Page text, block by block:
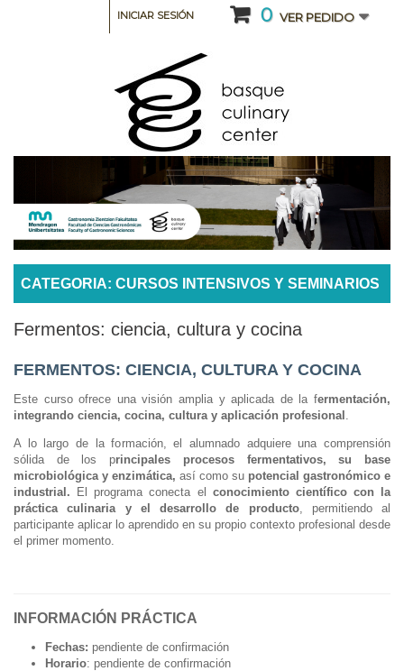
0 VER PEDIDO
INICIAR SESIÓN
CATEGORIA: CURSOS INTENSIVOS Y SEMINARIOS
Fermentos: ciencia, cultura y cocina
FERMENTOS: CIENCIA, CULTURA Y COCINA
Este curso ofrece una visión amplia y aplicada de la fermentación,
integrando ciencia, cocina, cultura y aplicación profesional
A lo largo de la formación, el alumnado adquiere una comprensión
sólida de los principales procesos fermentativos, su base
microbiológica y enzimática, así como su potencial gastronómico e
industrial. El programa conecta el conocimiento científico con la
práctica culinaria y el desarrollo de producto, permitiendo al
participante aplicar lo aprendido en su propio contexto profesional desde
el primer momento.
INFORMACIÓN PRÁCTICA
Fechas: pendiente de confirmación
Horario: pendiente de confirmación